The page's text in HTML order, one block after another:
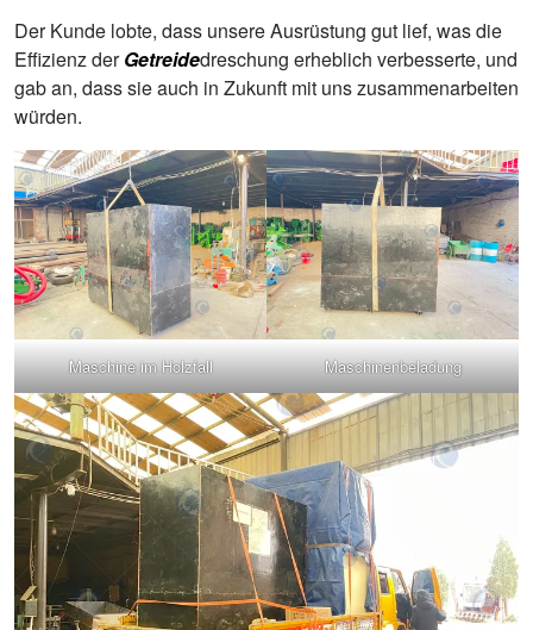
Der Kunde lobte, dass unsere Ausrüstung gut lief, was die
Effizienz derGetreidedreschung erheblich verbesserte, und
gab an, dass sie auch in Zukunft mit uns zusammenarbeiten
würden.
Maschine im Holzfall Maschinenbeladung